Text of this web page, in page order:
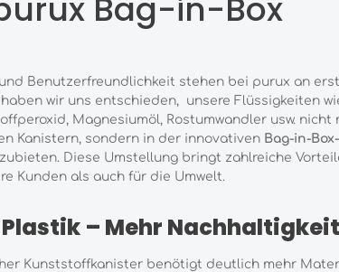
Bag-in-Box
Benutzerfreundlichkeit stehen bei purux an
wir uns entschieden, unsere Flüssigkeiten
Magnesiumöl, Rostumwandler usw. nicht
Kanistern, sondern in der innovativen Bag-in-Box-
Diese Umstellung bringt zahlreiche
Kunden als auch für die Umwelt.
– Mehr Nachhaltigkeit
Kunststoffkanister benötigt deutlich mehr